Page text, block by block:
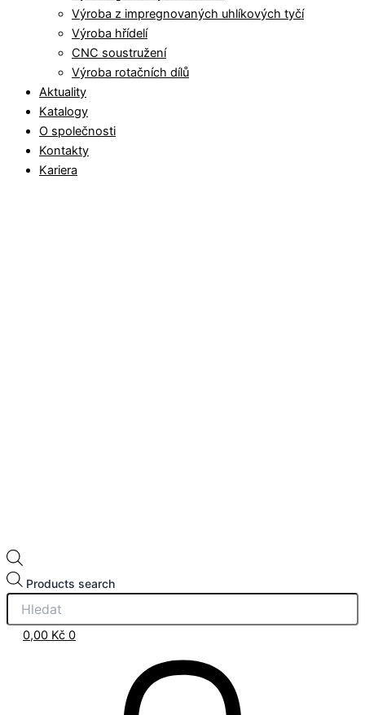
Výroba z impregnovaných uhlíkových tyčí
Výroba hřídelí
CNC soustružení
Výroba rotačních dílů
Aktuality
Katalogy
O společnosti
Kontakty
Kariera
Products search
0,00 Kč 0